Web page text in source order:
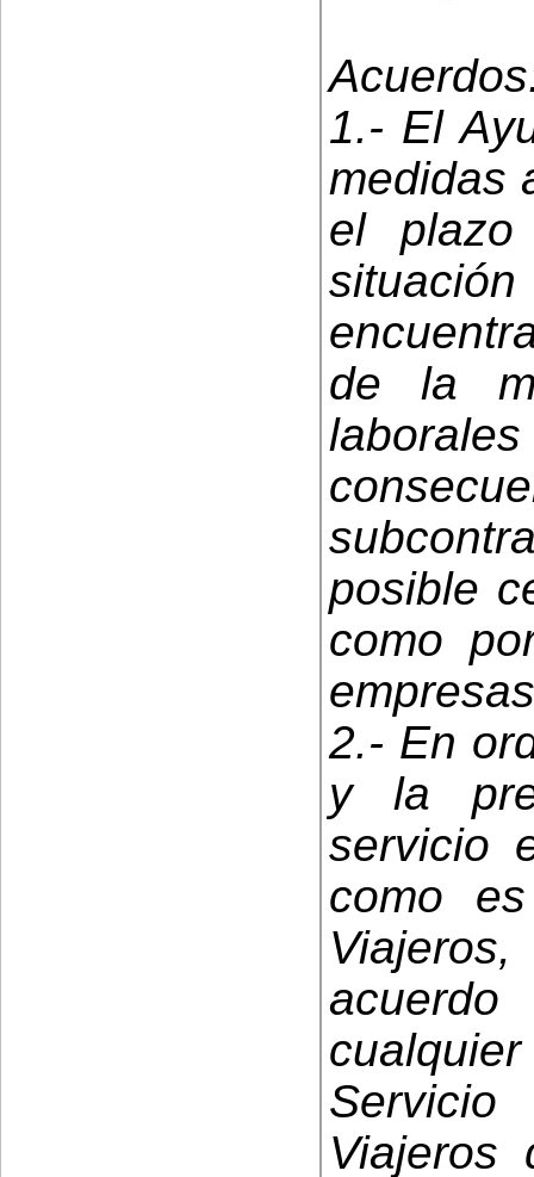
1.- El
medidas
el
de la
posible
como
2.- En
y la
servicio
como
Servicio
Viajeros